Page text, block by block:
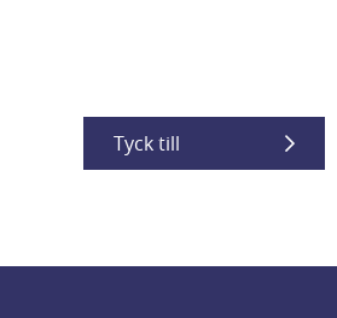
Tyck till